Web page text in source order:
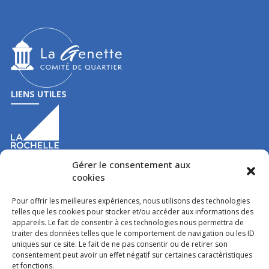
Gérer le consentement aux
cookies
Pour offrir les meilleures expériences, nous utilisons des technologies
telles que les cookies pour stocker et/ou accéder aux informations des
appareils. Le fait de consentir à ces technologies nous permettra de
traiter des données telles que le comportement de navigation ou les ID
uniques sur ce site. Le fait de ne pas consentir ou de retirer son
consentement peut avoir un effet négatif sur certaines caractéristiques
et fonctions.
LIENS UTILES
CONTACT
40 rue de la Pépinière
17000 La Rochelle
comitedequartier@lagenette.org
05 46 34 16 16